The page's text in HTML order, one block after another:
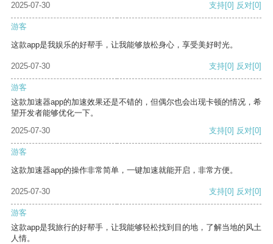
2025-07-30
支持[0] 反对[0]
游客
这款app是我娱乐的好帮手，让我能够放松身心，享受美好时光。
2025-07-30 支持[0] 反对[0]
游客
这款加速器app的加速效果还是不错的，但偶尔也会出现卡顿的情况，希
望开发者能够优化一下。
2025-07-30
支持[0] 反对[0]
游客
这款加速器app的操作非常简单，一键加速就能开启，非常方便。
2025-07-30 支持[0] 反对[0]
游客
这款app是我旅行的好帮手，让我能够轻松找到目的地，了解当地的风土
人情。